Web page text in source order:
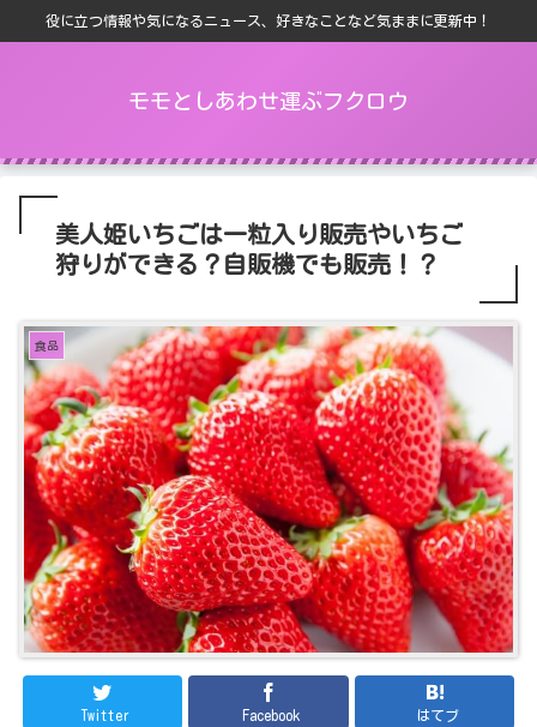
役に立つ情報や気になるニュース、好きなことなど気ままに更新中！
モモとしあわせ運ぶフクロウ
美人姫いちごは一粒入り販売やいちご
狩りができる？自販機でも販売！？
食品
Twitter Facebook はてブ